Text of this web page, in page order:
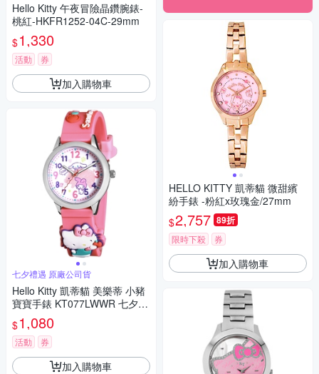
Hello Kitty 午夜冒險晶鑽腕錶-
桃紅-HKFR1252-04C-29mm
$1,330
活動 券
加入購物車
七夕禮遇 原廠公司貨
Hello Kitty 凱蒂貓 美樂蒂 小豬
寶寶手錶 KT077LWWR 七夕寵
愛季 送禮推薦
$1,080
活動 券
加入購物車
HELLO KITTY 凱蒂貓 微甜繽
紛手錶 -粉紅x玫瑰金/27mm
$2,757 89折
限時下殺 券
加入購物車